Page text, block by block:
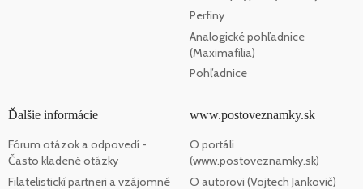
Perfiny
Analogické pohľadnice
(Maximafília)
Pohľadnice
Ďalšie informácie
Fórum otázok a odpovedí -
Často kladené otázky
Filatelistickí partneri a vzájomné
www.postoveznamky.sk
O portáli
(www.postoveznamky.sk)
O autorovi (Vojtech Jankovič)